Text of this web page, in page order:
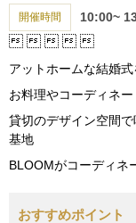
開催時間 10:00~
アットホームな結婚式
お料理やコーディネ
貸切のデザイン空間
基地
BLOOMがコーディネ
おすすめポイント